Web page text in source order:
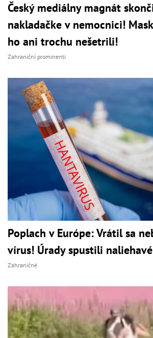
Český mediálny magnát
nakladačke v nemocnici!
ho ani trochu nešetrili!
Zahraniční prominenti
Poplach v Európe: Vrátil sa
vírus! Úrady spustili
Zahraničné